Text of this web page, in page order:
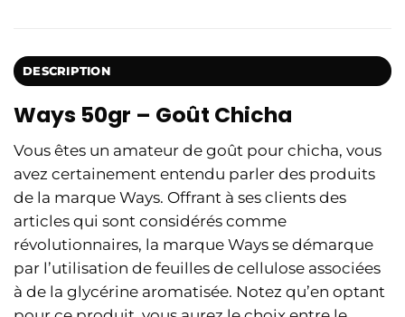
DESCRIPTION
Ways 50gr – Goût Chicha
Vous êtes un amateur de goût pour chicha, vous
avez certainement entendu parler des produits
de la marque Ways. Offrant à ses clients des
articles qui sont considérés comme
révolutionnaires, la marque Ways se démarque
par l’utilisation de feuilles de cellulose associées
à de la glycérine aromatisée. Notez qu’en optant